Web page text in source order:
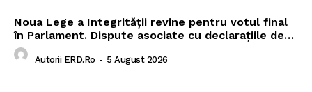
Noua Lege a Integrității revine pentru votul final
în Parlament. Dispute asociate cu declarațiile de…
Autorii ERD.ro - 5 August 2026